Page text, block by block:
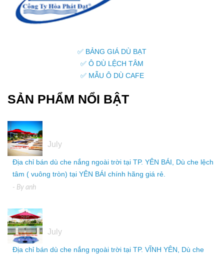
✅ BẢNG GIÁ DÙ BẠT
✅ Ô DÙ LỆCH TÂM
✅ MẪU Ô DÙ CAFE
SẢN PHẨM NỔI BẬT
July
Địa chỉ bán dù che nắng ngoài trời tại TP. YÊN BÁI, Dù che lệch
tâm ( vuông tròn) tại YÊN BÁI chính hãng giá rẻ.
- By anh
July
Địa chỉ bán dù che nắng ngoài trời tại TP. VĨNH YÊN, Dù che